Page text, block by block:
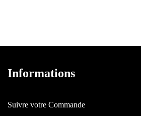
Informations
Suivre votre Commande